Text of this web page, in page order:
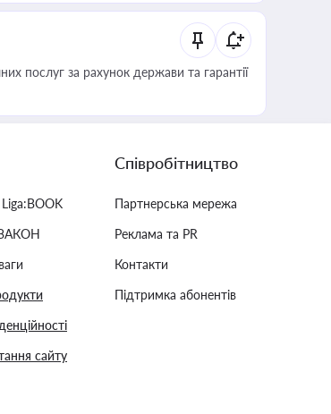
послуг за рахунок держави та гарантії
сайту
Співробітництво
Партнерська мережа
Реклама та PR
Контакти
Підтримка абонентів